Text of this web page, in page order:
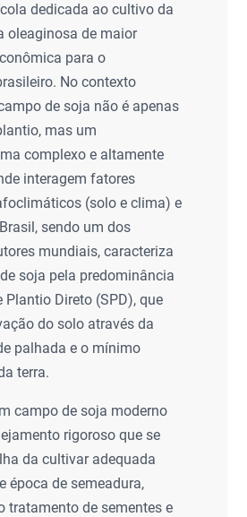
dedicada ao cultivo da
oleaginosa de maior
para o
No contexto
de soja não é apenas
mas um
complexo e altamente
interagem fatores
(solo e clima) e
sendo um dos
mundiais, caracteriza
soja pela predominância
Plantio Direto (SPD), que
do solo através da
palhada e o mínimo
terra.
campo de soja moderno
rigoroso que se
da cultivar adequada
época de semeadura,
tratamento de sementes e